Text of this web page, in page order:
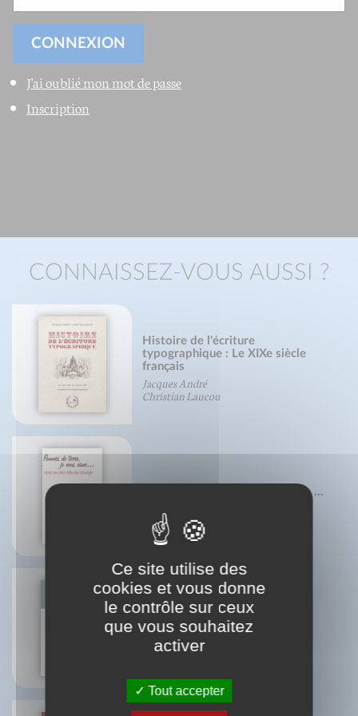
J'ai oublié mon mot de passe
Inscription
CONNAISSEZ-VOUS AUSSI ?
Histoire de l'écriture
typographique : Le XIXe siècle
français
Jacques André
Christian Laucou
Pommes de terre, je vous aime ...
Six chemins pour connaître
sagesse et intelligence
Jean-François Froger
Ce site utilise des
cookies et vous donne
le contrôle sur ceux
que vous souhaitez
activer
Tout accepter